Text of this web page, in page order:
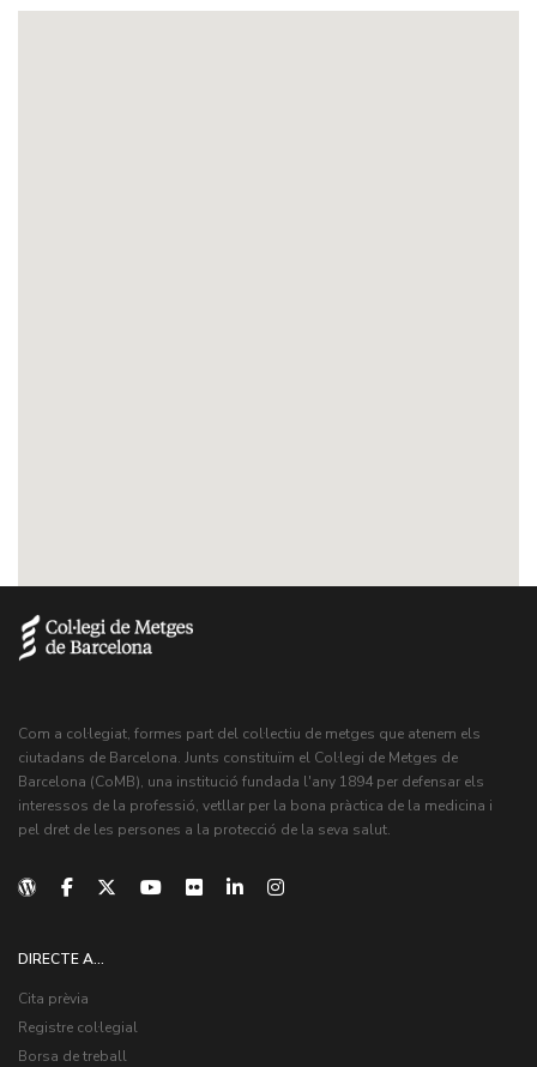
Com a col·legiat, formes part del col·lectiu de metges que atenem els
ciutadans de Barcelona. Junts constituïm el Col·legi de Metges de
Barcelona (CoMB), una institució fundada l'any 1894 per defensar els
interessos de la professió, vetllar per la bona pràctica de la medicina i
pel dret de les persones a la protecció de la seva salut.
DIRECTE A...
Cita prèvia
Registre col·legial
Borsa de treball